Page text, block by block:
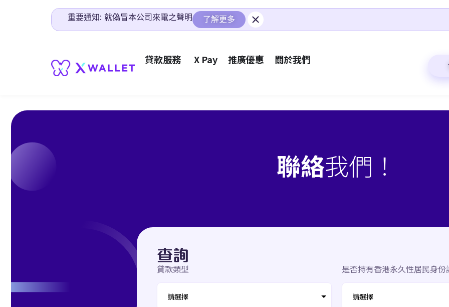
重要通知: 就偽冒本公司來電之聲明 了解更多
貸款服務 X Pay 推廣優惠 關於我們
聯絡我們！
查詢
貸款類型 是否持有香港永久性居民身份